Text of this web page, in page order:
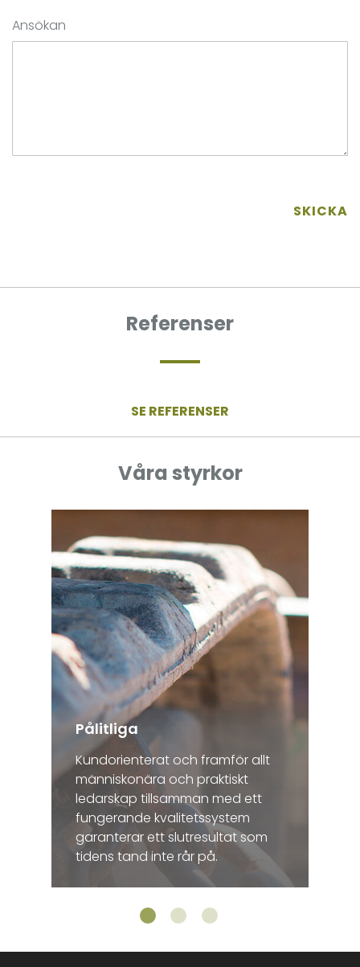
Ansökan
SKICKA
Referenser
SE REFERENSER
Våra styrkor
Pålitliga
Kundorienterat och framför allt
människonära och praktiskt
ledarskap tillsamman med ett
fungerande kvalitetssystem
garanterar ett slutresultat som
tidens tand inte rår på.